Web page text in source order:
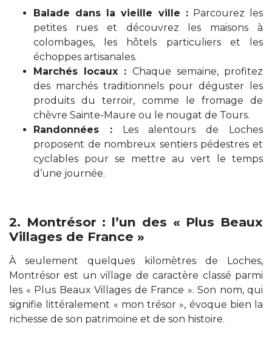
Balade dans la vieille ville :Parcourez les
petites rues et découvrez les maisons à
colombages, les hôtels particuliers et les
échoppes artisanales.
Marchés locaux : Chaque semaine, profitez
des marchés traditionnels pour déguster les
produits du terroir, comme le fromage de
chèvre Sainte-Maure ou le nougat de Tours.
Randonnées :Les alentours de Loches
proposent de nombreux sentiers pédestres et
cyclables pour se mettre au vert le temps
d’une journée.
2. Montrésor : l’un des « Plus Beaux
Villages de France »
À seulement quelques kilomètres de Loches,
Montrésor est un village de caractère classé parmi
les « Plus Beaux Villages de France ». Son nom, qui
signifie littéralement « mon trésor », évoque bien la
richesse de son patrimoine et de son histoire.